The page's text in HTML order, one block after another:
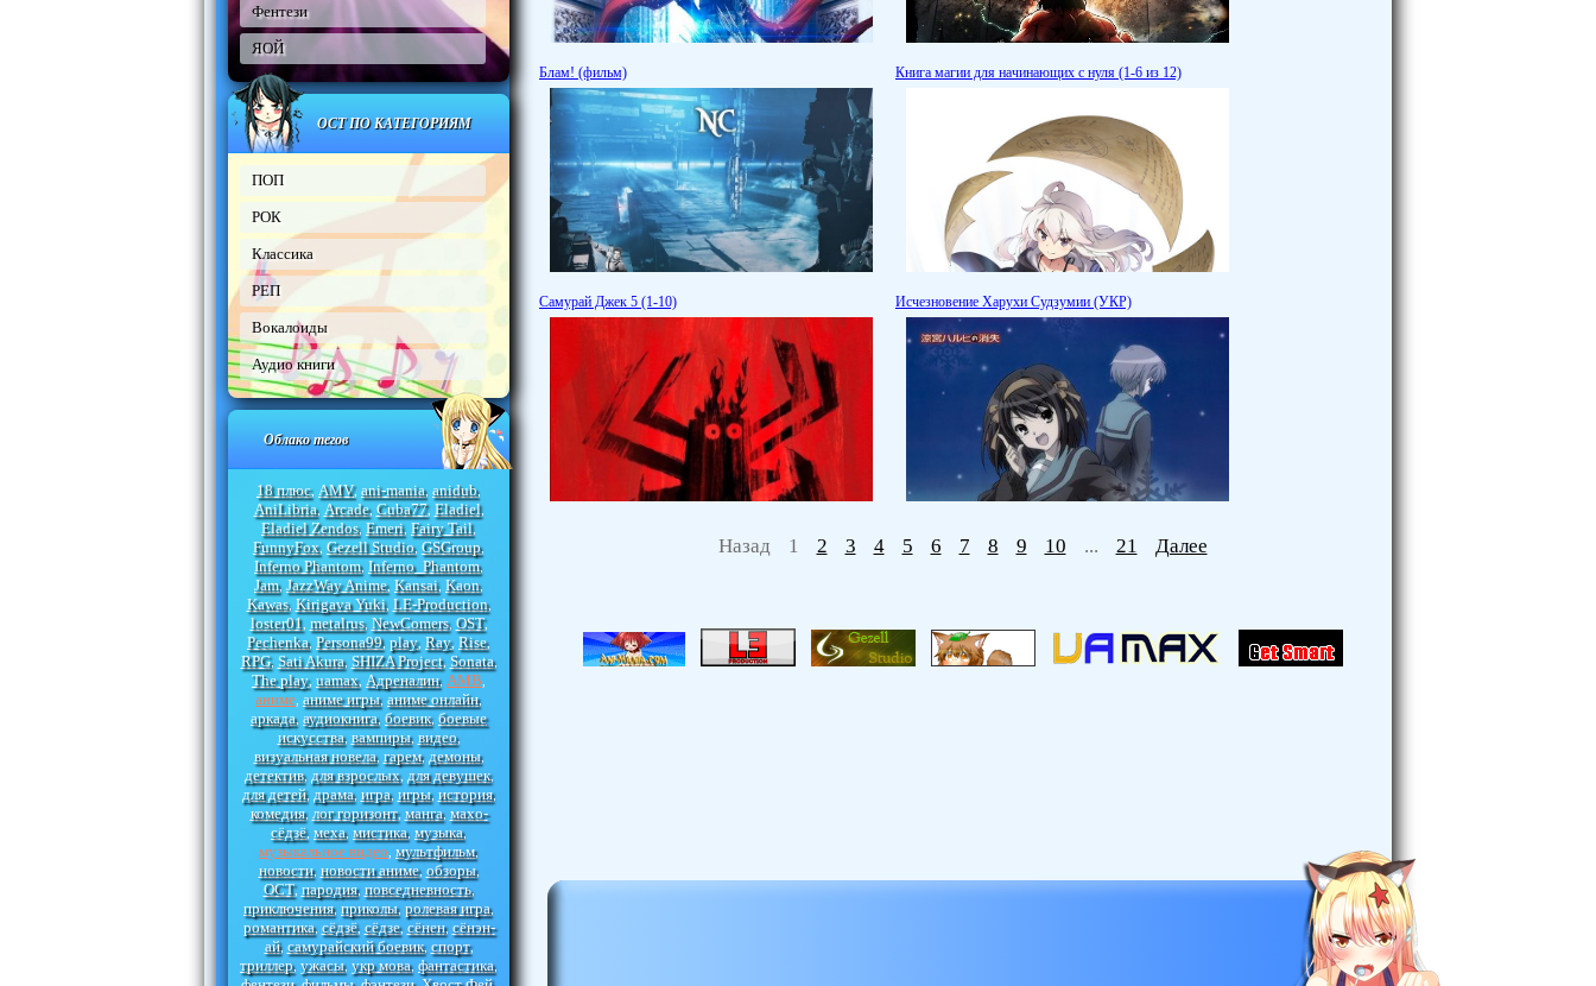
Фентези
ЯОЙ
ОСТ ПО КАТЕГОРИЯМ
ПОП
РОК
Классика
РЕП
Вокалоиды
Аудио книги
Облако тегов
18 плюс, AMV, ani-mania, anidub,
AniLibria, Arcade, Cuba77, Eladiel,
Eladiel Zendos, Emeri, Fairy Tail,
FunnyFox, Gezell Studio, GSGroup,
Inferno Phantom, Inferno_Phantom,
Jam, JazzWay Anime, Kansai, Kaon,
Kawas, Kirigava Yuki, LE-Production,
loster01, metalrus, NewComers, OST,
Pechenka, Persona99, play, Ray, Rise,
RPG, Sati Akura, SHIZA Project, Sonata,
The play, uamax, Адреналин, АМВ
аниме аниме игры, аниме онлайн,
аркада, аудиокнига, боевик, боевые
искусства, вампиры, видео,
визуальная новела, гарем, демоны,
детектив, для взрослых, для девушек,
для детей, драма, игра, игры, история,
комедия, лог горизонт, манга, махо-
сёдзё, меха, мистика, музыка,
музыкальное видео мультфильм,
новости, новости аниме, обзоры,
ОСТ, пародия, повседневность,
приключения, приколы, ролевая игра,
романтика, сёдзё, сёдзе, сёнен, сёнэн-
ай, самурайский боевик, спорт,
триллер, ужасы, укр мова, фантастика,
Блам! (фильм) Книга магии для начинающих с нуля (1-6 из 12)
Самурай Джек 5 (1-10) Исчезновение Харухи Судзумии (УКР)
Назад 1 2 3 4 5 6 7 8 9 10 ... 21 Далее